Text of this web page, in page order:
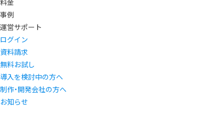
料金
事例
運営サポート
ログイン
資料請求
無料お試し
導入を検討中の方へ
制作・開発会社の方へ
お知らせ